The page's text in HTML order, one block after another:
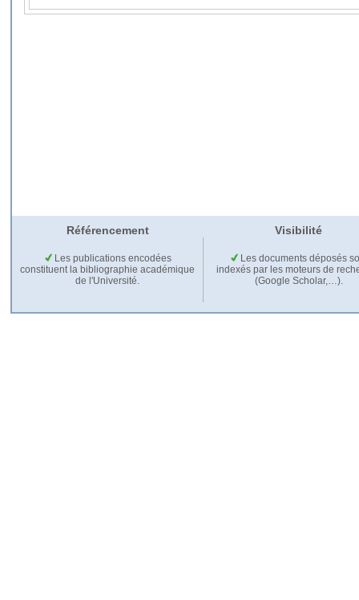
Référencement Visibilité
Les publications encodées
constituent la bibliographie académique
de l'Université.
Les documents déposés
indexés par les moteurs de
(Google Scholar,…).